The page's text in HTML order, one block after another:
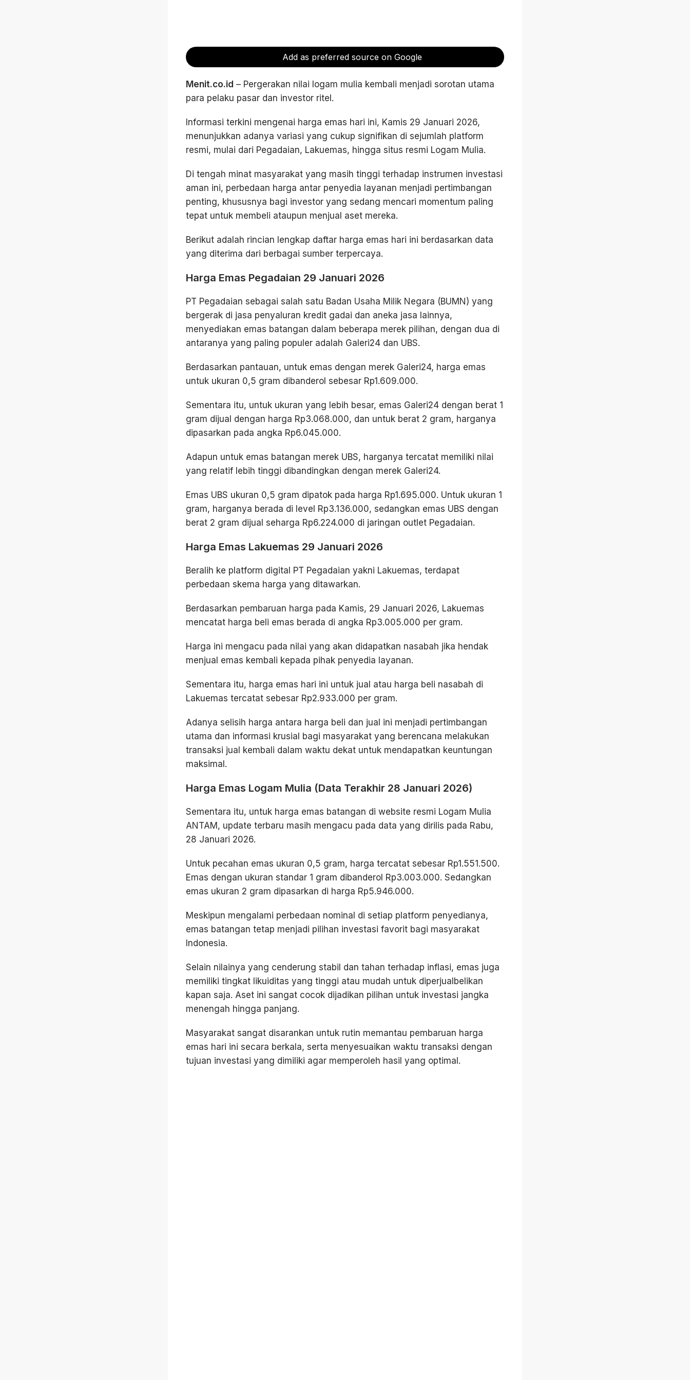
Add as preferred source on Google
Menit.co.id – Pergerakan nilai logam mulia kembali menjadi sorotan utama
para pelaku pasar dan investor ritel.
Informasi terkini mengenai harga emas hari ini, Kamis 29 Januari 2026,
menunjukkan adanya variasi yang cukup signifikan di sejumlah platform
resmi, mulai dari Pegadaian, Lakuemas, hingga situs resmi Logam Mulia.
Di tengah minat masyarakat yang masih tinggi terhadap instrumen investasi
aman ini, perbedaan harga antar penyedia layanan menjadi pertimbangan
penting, khususnya bagi investor yang sedang mencari momentum paling
tepat untuk membeli ataupun menjual aset mereka.
Berikut adalah rincian lengkap daftar harga emas hari ini berdasarkan data
yang diterima dari berbagai sumber terpercaya.
Harga Emas Pegadaian 29 Januari 2026
PT Pegadaian sebagai salah satu Badan Usaha Milik Negara (BUMN) yang
bergerak di jasa penyaluran kredit gadai dan aneka jasa lainnya,
menyediakan emas batangan dalam beberapa merek pilihan, dengan dua di
antaranya yang paling populer adalah Galeri24 dan UBS.
Berdasarkan pantauan, untuk emas dengan merek Galeri24, harga emas
untuk ukuran 0,5 gram dibanderol sebesar Rp1.609.000.
Sementara itu, untuk ukuran yang lebih besar, emas Galeri24 dengan berat 1
gram dijual dengan harga Rp3.068.000, dan untuk berat 2 gram, harganya
dipasarkan pada angka Rp6.045.000.
Adapun untuk emas batangan merek UBS, harganya tercatat memiliki nilai
yang relatif lebih tinggi dibandingkan dengan merek Galeri24.
Emas UBS ukuran 0,5 gram dipatok pada harga Rp1.695.000. Untuk ukuran 1
gram, harganya berada di level Rp3.136.000, sedangkan emas UBS dengan
berat 2 gram dijual seharga Rp6.224.000 di jaringan outlet Pegadaian.
Harga Emas Lakuemas 29 Januari 2026
Beralih ke platform digital PT Pegadaian yakni Lakuemas, terdapat
perbedaan skema harga yang ditawarkan.
Berdasarkan pembaruan harga pada Kamis, 29 Januari 2026, Lakuemas
mencatat harga beli emas berada di angka Rp3.005.000 per gram.
Harga ini mengacu pada nilai yang akan didapatkan nasabah jika hendak
menjual emas kembali kepada pihak penyedia layanan.
Sementara itu, harga emas hari ini untuk jual atau harga beli nasabah di
Lakuemas tercatat sebesar Rp2.933.000 per gram.
Adanya selisih harga antara harga beli dan jual ini menjadi pertimbangan
utama dan informasi krusial bagi masyarakat yang berencana melakukan
transaksi jual kembali dalam waktu dekat untuk mendapatkan keuntungan
maksimal.
Harga Emas Logam Mulia (Data Terakhir 28 Januari 2026)
Sementara itu, untuk harga emas batangan di website resmi Logam Mulia
ANTAM, update terbaru masih mengacu pada data yang dirilis pada Rabu,
28 Januari 2026.
Untuk pecahan emas ukuran 0,5 gram, harga tercatat sebesar Rp1.551.500.
Emas dengan ukuran standar 1 gram dibanderol Rp3.003.000. Sedangkan
emas ukuran 2 gram dipasarkan di harga Rp5.946.000.
Meskipun mengalami perbedaan nominal di setiap platform penyedianya,
emas batangan tetap menjadi pilihan investasi favorit bagi masyarakat
Indonesia.
Selain nilainya yang cenderung stabil dan tahan terhadap inflasi, emas juga
memiliki tingkat likuiditas yang tinggi atau mudah untuk diperjualbelikan
kapan saja. Aset ini sangat cocok dijadikan pilihan untuk investasi jangka
menengah hingga panjang.
Masyarakat sangat disarankan untuk rutin memantau pembaruan harga
emas hari ini secara berkala, serta menyesuaikan waktu transaksi dengan
tujuan investasi yang dimiliki agar memperoleh hasil yang optimal.